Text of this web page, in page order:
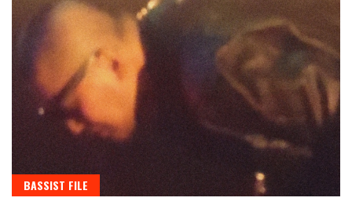
BASSIST FILE